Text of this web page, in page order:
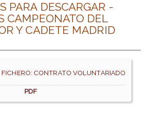
PARA DESCARGAR -
CAMPEONATO DEL
Y CADETE MADRID
FICHERO: CONTRATO VOLUNTARIADO
PDF